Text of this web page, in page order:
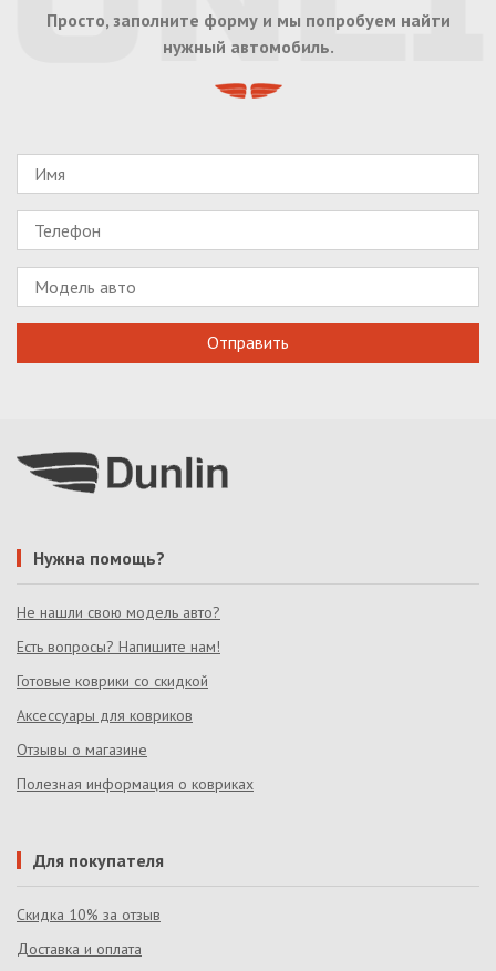
Просто, заполните форму и мы попробуем найти
нужный автомобиль.
Нужна помощь?
Не нашли свою модель авто?
Есть вопросы? Напишите нам!
Готовые коврики со скидкой
Аксессуары для ковриков
Отзывы о магазине
Полезная информация о ковриках
Для покупателя
Скидка 10% за отзыв
Доставка и оплата